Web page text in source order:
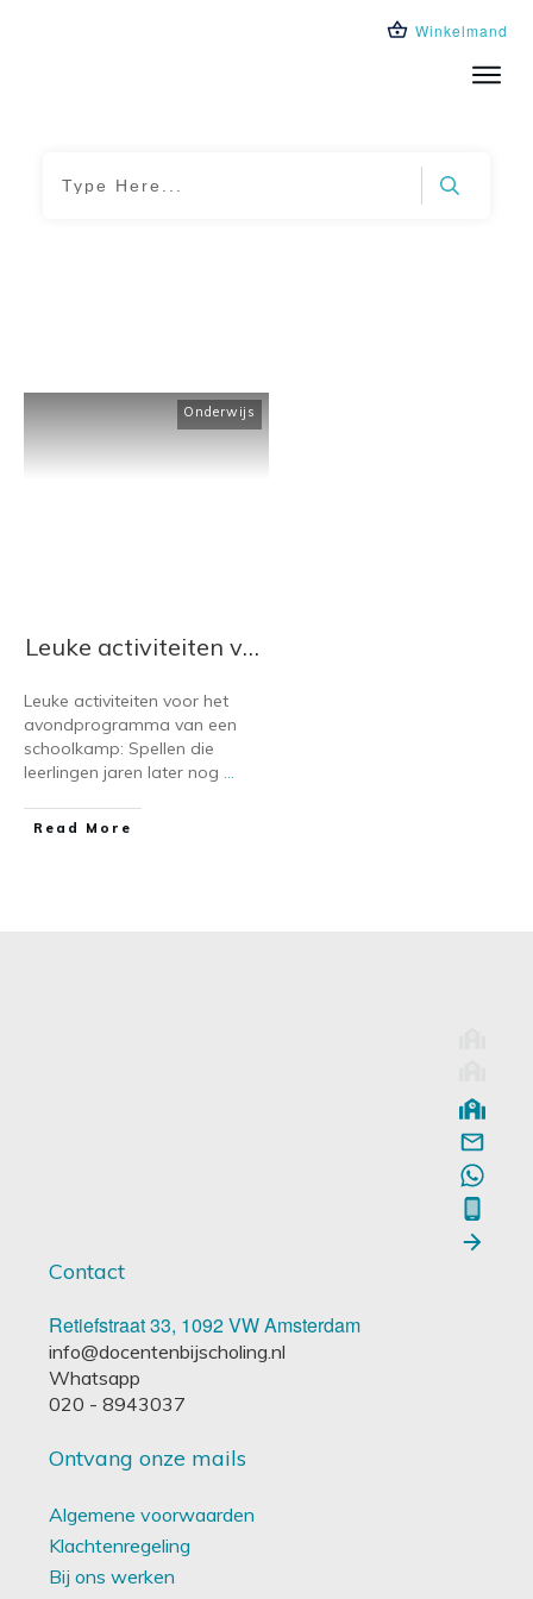
Winkelmand
Blog
Onderwijs
Leuke activiteiten voor het avondprogramma van een schoolkamp: ideeën die leerlingen echt leuk vinden
Leuke activiteiten voor het
avondprogramma van een
schoolkamp: Spellen die
leerlingen jaren later nog ...
​Read More
Contact
Retiefstraat 33, 1092 VW Amsterdam
info@docentenbijscholing.nl
Whatsapp
020 - 8943037
Ontvang onze mails
Algemene voorwaarden
Klachtenregeling
Bij ons werken